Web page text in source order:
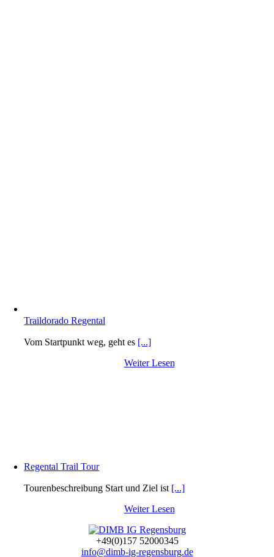
Traildorado Regental
Vom Startpunkt weg, geht es [...]
Weiter Lesen
Regental Trail Tour
Tourenbeschreibung Start und Ziel ist [...]
Weiter Lesen
+49(0)157 52000345
info@dimb-ig-regensburg.de